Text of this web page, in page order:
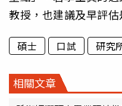
教授，也建議及早評估
碩士 口試 研究
相關文章